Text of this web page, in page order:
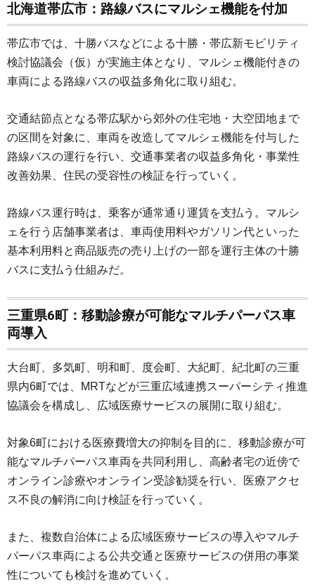
北海道帯広市：路線バスにマルシェ機能を付加
帯広市では、十勝バスなどによる十勝・帯広新モビリティ
検討協議会（仮）が実施主体となり、マルシェ機能付きの
車両による路線バスの収益多角化に取り組む。
交通結節点となる帯広駅から郊外の住宅地・大空団地まで
の区間を対象に、車両を改造してマルシェ機能を付与した
路線バスの運行を行い、交通事業者の収益多角化・事業性
改善効果、住民の受容性の検証を行っていく。
路線バス運行時は、乗客が通常通り運賃を支払う。マルシ
ェを行う店舗事業者は、車両使用料やガソリン代といった
基本利用料と商品販売の売り上げの一部を運行主体の十勝
バスに支払う仕組みだ。
三重県6町：移動診療が可能なマルチパーパス車
両導入
大台町、多気町、明和町、度会町、大紀町、紀北町の三重
県内6町では、MRTなどが三重広域連携スーパーシティ推進
協議会を構成し、広域医療サービスの展開に取り組む。
対象6町における医療費増大の抑制を目的に、移動診療が可
能なマルチパーパス車両を共同利用し、高齢者宅の近傍で
オンライン診療やオンライン受診勧奨を行い、医療アクセ
ス不良の解消に向け検証を行っていく。
また、複数自治体による広域医療サービスの導入やマルチ
パーパス車両による公共交通と医療サービスの併用の事業
性についても検討を進めていく。